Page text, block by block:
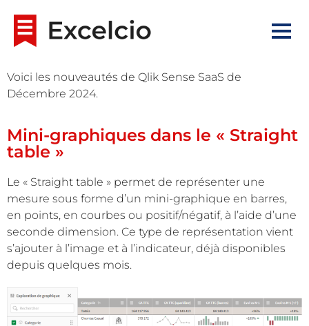
Voici les nouveautés de Qlik Sense SaaS de
Décembre 2024.
Mini-graphiques dans le « Straight
table »
Le « Straight table » permet de représenter une
mesure sous forme d’un mini-graphique en barres,
en points, en courbes ou positif/négatif, à l’aide d’une
seconde dimension. Ce type de représentation vient
s’ajouter à l’image et à l’indicateur, déjà disponibles
depuis quelques mois.